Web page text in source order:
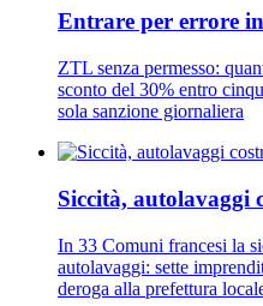
Entrare per errore
ZTL senza permesso:
sconto del 30% entro
sola sanzione giornaliera
Siccità, autolavaggi
In 33 Comuni francesi la
autolavaggi: sette
deroga alla prefettura